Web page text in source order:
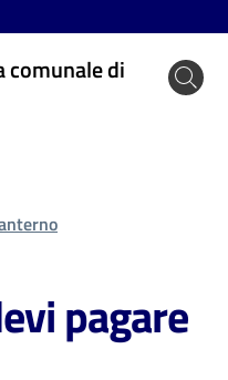
comunale di
pagare